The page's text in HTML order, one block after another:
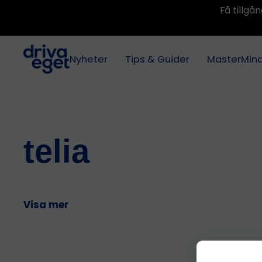
Få
Nyheter Tips & Guider
telia
Visa mer